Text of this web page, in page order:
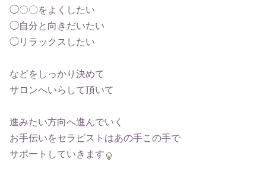
◯〇〇をよくしたい
◯自分と向きだいたい
◯リラックスしたい
などをしっかり決めて
サロンへいらして頂いて
進みたい方向へ進んでいく
お手伝いをセラピストはあの手この手で
サポートしていきます